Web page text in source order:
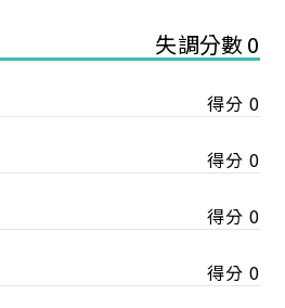
失調分數 0
得分 0
得分 0
得分 0
得分 0